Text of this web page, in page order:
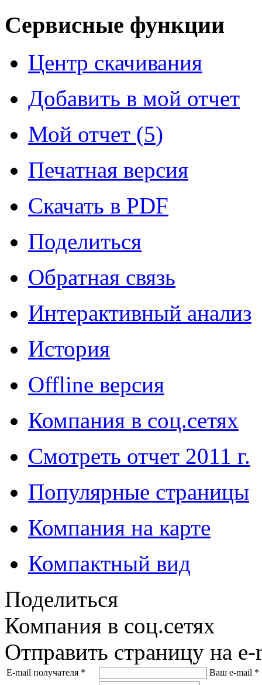
Сервисные функции
Центр скачивания
Добавить в мой отчет
Мой отчет (5)
Печатная версия
Скачать в PDF
Поделиться
Обратная связь
Интерактивный анализ
История
Offline версия
Компания в соц.сетях
Смотреть отчет 2011 г.
Популярные страницы
Компания на карте
Компактный вид
Поделиться
Компания в соц.сетях
Отправить страницу на
E-mail получателя * Ваш e-mail *